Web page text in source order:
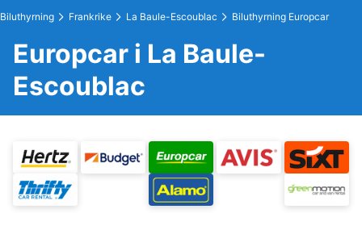
Biluthyrning Frankrike La Baule-Escoublac Biluthyrning Europcar
Europcar i La Baule-
Escoublac